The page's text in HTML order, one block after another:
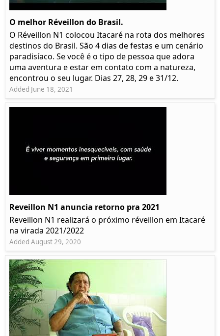
O melhor Réveillon do Brasil.
O Réveillon N1 colocou Itacaré na rota dos melhores
destinos do Brasil. São 4 dias de festas e um cenário
paradisíaco. Se você é o tipo de pessoa que adora
uma aventura e estar em contato com a natureza,
encontrou o seu lugar. Dias 27, 28, 29 e 31/12.
Added June 18, 2021
Reveillon N1 anuncia retorno pra 2021
Reveillon N1 realizará o próximo réveillon em Itacaré
na virada 2021/2022
Added August 29, 2020